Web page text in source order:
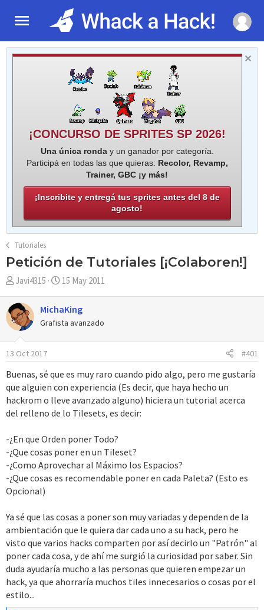
¡CONCURSO DE SPRITES SP 2026!
Una única ronday un ganador por categoría.
Participá en todas las que quieras: Recolor, Revamp,
Trainer, GBC ¡y más!
¡Inscribite y entregá tus sprites antes del 8 de
agosto!
Tutoriales
Petición de Tutoriales [¡Colaboren!]
A
t
o
r
Javi4315
F
c
a
d
n
i
c
15 May 2011
MichaKing
Grafista avanzado
13 Oct 2017 #401
Buenas, sé que es muy raro cuando pido algo, pero me gustaría
que alguien con experiencia (Es decir, que haya hecho un
hackrom o lleve avanzado alguno) hiciera un tutorial acerca
del relleno de lo Tilesets, es decir:
-¿En que Orden poner Todo?
-¿Que cosas poner en un Tileset?
-¿Como Aprovechar al Máximo los Espacios?
-¿Que cosas es recomendable poner en cada Paleta? (Esto es
Opcional)
Ya sé que las cosas a poner son muy variadas y dependen de la
ambientación que le quiera dar cada uno a su hack, pero he
visto que varios hacks comparten por así decirlo un "Patrón" al
poner cada cosa, y de ahí me surgió la curiosidad por saber. Sin
duda ayudaría mucho a las personas que quieren empezar un
hack, ya que ahorraría muchos tiles innecesarios o cosas por el
estilo...